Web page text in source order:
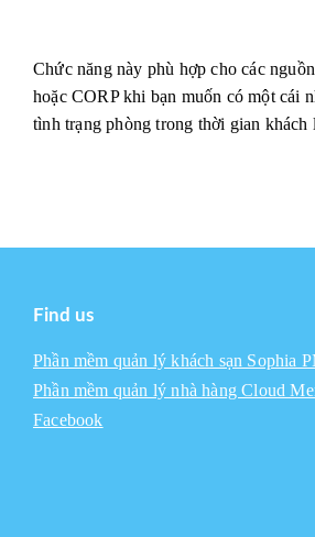
Chức năng này phù hợp cho các
hoặc CORP khi bạn muốn có một cái
tình trạng phòng trong thời gian khách
Find us
Phần mềm quản lý khách sạn Sophia
Phần mềm quản lý nhà hàng Cloud
Facebook